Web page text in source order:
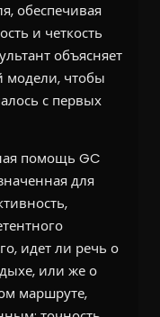
обеспечивая
и четкость
объясняет
чтобы
с первых
помощь GC
для
идет ли речь о
или же о
маршруте,